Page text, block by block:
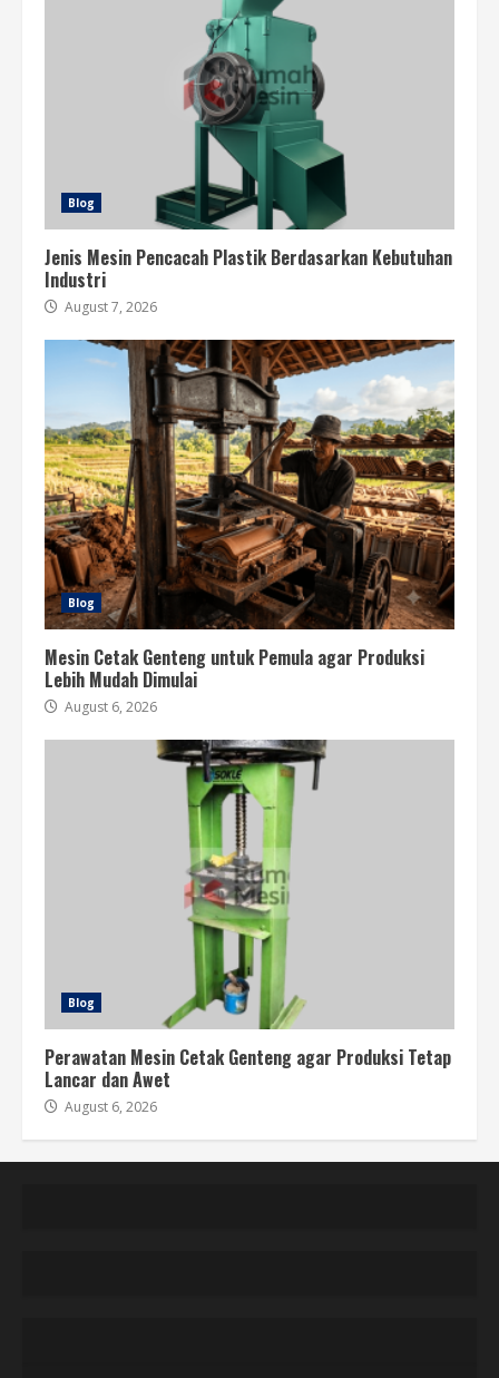
Blog
Jenis Mesin Pencacah Plastik Berdasarkan Kebutuhan
Industri
August 7, 2026
Blog
Mesin Cetak Genteng untuk Pemula agar Produksi
Lebih Mudah Dimulai
August 6, 2026
Blog
Perawatan Mesin Cetak Genteng agar Produksi Tetap
Lancar dan Awet
August 6, 2026